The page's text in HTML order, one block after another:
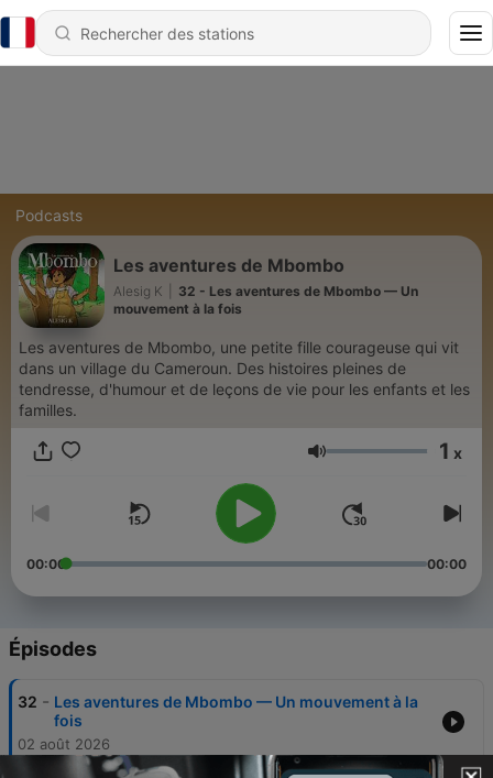
Podcasts
Les aventures de Mbombo
Alesig K
32 - Les aventures de Mbombo — Un
mouvement à la fois
Les aventures de Mbombo, une petite fille courageuse qui vit
dans un village du Cameroun. Des histoires pleines de
tendresse, d'humour et de leçons de vie pour les enfants et les
familles.
Volume 1 x
00:00 00:00
Épisodes
32 - Les aventures de Mbombo — Un mouvement à la
fois
02 août 2026